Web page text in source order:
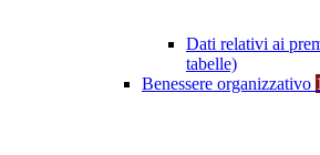
Dati relativi ai
tabelle)
Benessere organizzativo 1